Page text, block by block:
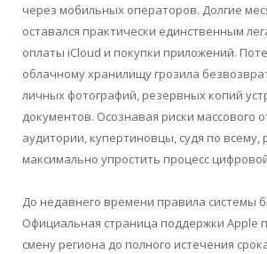
через мобильных операторов. Долгие
оставался практически единственным
оплаты iCloud и покупки приложений.
облачному хранилищу грозила
личных фотографий, резервных копий
документов. Осознавая риски массового
аудитории, купертиновцы, судя по всему,
максимально упростить процесс
До недавнего времени правила системы
Официальная страница поддержки Apple
смену региона до полного истечения